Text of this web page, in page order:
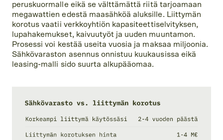
peruskuormalle eikä se välttämättä riitä tarjoamaan
megawattien edestä maasähköä aluksille. Liittymän
korotus vaatii verkkoyhtiön kapasiteettiselvityksen,
lupahakemukset, kaivuutyöt ja uuden muuntamon.
Prosessi voi kestää useita vuosia ja maksaa miljoonia.
Sähkövaraston asennus onnistuu kuukausissa eikä
leasing-malli sido suurta alkupääomaa.